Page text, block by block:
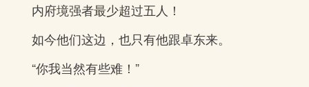
内府境强者最少超过五人！
如今他们这边，也只有他跟卓东来。
“你我当然有些难！”